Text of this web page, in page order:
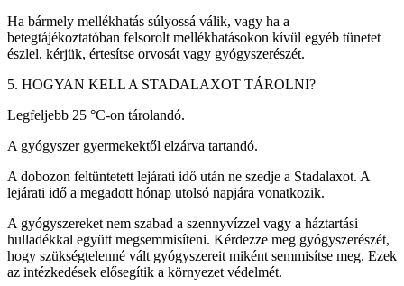
Ha bármely mellékhatás súlyossá válik, vagy ha a
betegtájékoztatóban felsorolt mellékhatásokon kívül egyéb tünetet
észlel, kérjük, értesítse orvosát vagy gyógyszerészét.
5. HOGYAN KELL A STADALAXOT TÁROLNI?
Legfeljebb 25 °C-on tárolandó.
A gyógyszer gyermekektől elzárva tartandó.
A dobozon feltüntetett lejárati idő után ne szedje a Stadalaxot. A
lejárati idő a megadott hónap utolsó napjára vonatkozik.
A gyógyszereket nem szabad a szennyvízzel vagy a háztartási
hulladékkal együtt megsemmisíteni. Kérdezze meg gyógyszerészét,
hogy szükségtelenné vált gyógyszereit miként semmisítse meg. Ezek
az intézkedések elősegítik a környezet védelmét.